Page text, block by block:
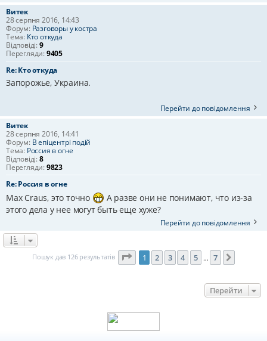
Витек
28 серпня 2016, 14:43
Форум: Разговоры у костра
Тема: Кто откуда
Відповіді:9
Перегляди:9405
Re: Кто откуда
Запорожье, Украина.
Перейти до повідомлення
Витек
28 серпня 2016, 14:41
Форум: В епіцентрі подій
Тема: Россия в огне
Відповіді:8
Перегляди:9823
Re: Россия в огне
Max Craus, это точно
А разве они не понимают, что из-за
этого дела у нее могут быть еще хуже?
Перейти до повідомлення
Пошук дав 126 результатів Сторінка 1з 7
1 2 3 4 5 … 7
Перейти